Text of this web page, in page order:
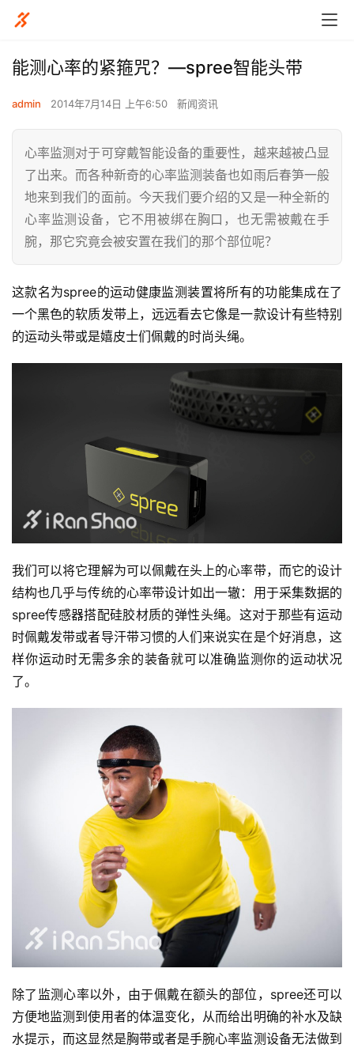
能测心率的紧箍咒？—spree智能头带
admin 2014年7月14日 上午6:50 新闻资讯
心率监测对于可穿戴智能设备的重要性，越来越被凸显
了出来。而各种新奇的心率监测装备也如雨后春笋一般
地来到我们的面前。今天我们要介绍的又是一种全新的
心率监测设备，它不用被绑在胸口，也无需被戴在手
腕，那它究竟会被安置在我们的那个部位呢？
这款名为spree的运动健康监测装置将所有的功能集成在了
一个黑色的软质发带上，远远看去它像是一款设计有些特别
的运动头带或是嬉皮士们佩戴的时尚头绳。
我们可以将它理解为可以佩戴在头上的心率带，而它的设计
结构也几乎与传统的心率带设计如出一辙：用于采集数据的
spree传感器搭配硅胶材质的弹性头绳。这对于那些有运动
时佩戴发带或者导汗带习惯的人们来说实在是个好消息，这
样你运动时无需多余的装备就可以准确监测你的运动状况
了。
除了监测心率以外，由于佩戴在额头的部位，spree还可以
方便地监测到使用者的体温变化，从而给出明确的补水及缺
水提示，而这显然是胸带或者是手腕心率监测设备无法做到